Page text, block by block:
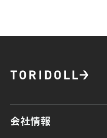
会社情報